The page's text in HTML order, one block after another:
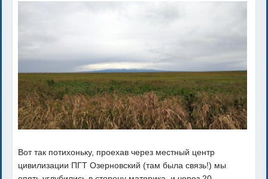
Вот так потихоньку, проехав через местный центр
цивилизации ПГТ Озерновский (там была связь!) мы